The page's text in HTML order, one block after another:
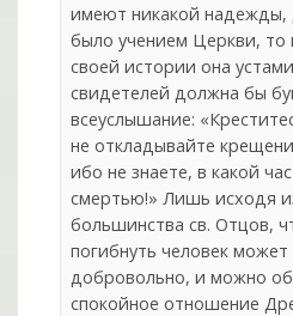
имеют никакой надежды,
было учением Церкви, то
своей истории она
свидетелей должна бы
всеуслышание:
не откладывайте
ибо не знаете, в какой
смертью!» Лишь исходя
большинства св. Отцов,
погибнуть человек может
добровольно, и можно
спокойное отношение